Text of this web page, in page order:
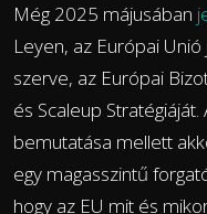
Még 2025 májusában
Leyen, az Európai
szerve, az Európai
és Scaleup
bemutatása mellett
egy magasszintű
hogy az EU mit és